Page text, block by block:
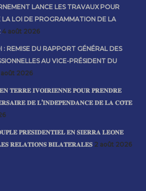
LANCE LES TRAVAUX POUR
LA LOI DE PROGRAMMATION DE LA
4 août 2026
REMISE DU RAPPORT GÉNÉRAL DES
AU VICE-PRÉSIDENT DU
2026
𝐓𝐄𝐑𝐑𝐄 𝐈𝐕𝐎𝐈𝐑𝐈𝐄𝐍𝐍𝐄 𝐏𝐎𝐔𝐑 𝐏𝐑𝐄𝐍𝐃𝐑𝐄
𝐃𝐄 𝐋’𝐈𝐍𝐃𝐄́𝐏𝐄𝐍𝐃𝐀𝐍𝐂𝐄 𝐃𝐄 𝐋𝐀 𝐂𝐎̂𝐓𝐄
𝐏𝐑𝐄́𝐒𝐈𝐃𝐄𝐍𝐓𝐈𝐄𝐋 𝐄𝐍 𝐒𝐈𝐄𝐑𝐑𝐀 𝐋𝐄𝐎𝐍𝐄
𝐑𝐄𝐋𝐀𝐓𝐈𝐎𝐍𝐒 𝐁𝐈𝐋𝐀𝐓𝐄́𝐑𝐀𝐋𝐄𝐒 2 août 2026